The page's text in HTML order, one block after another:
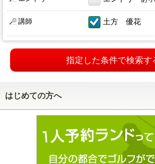
講師 土方 優花
指定した条件で検索す
はじめての方へ